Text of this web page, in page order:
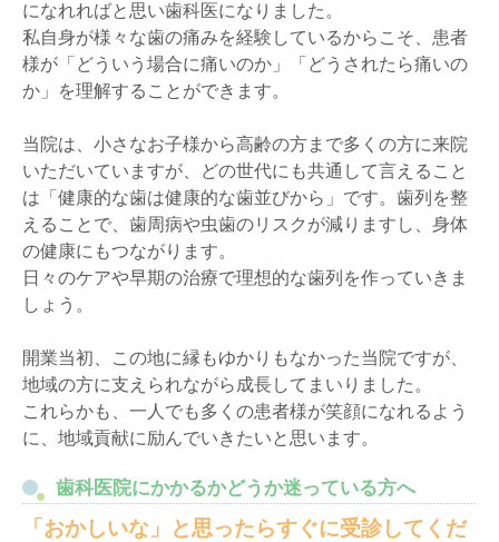
になれればと思い歯科医になりました。
私自身が様々な歯の痛みを経験しているからこそ、患者
様が「どういう場合に痛いのか」「どうされたら痛いの
か」を理解することができます。
当院は、小さなお子様から高齢の方まで多くの方に来院
いただいていますが、どの世代にも共通して言えること
は「健康的な歯は健康的な歯並びから」です。歯列を整
えることで、歯周病や虫歯のリスクが減りますし、身体
の健康にもつながります。
日々のケアや早期の治療で理想的な歯列を作っていきま
しょう。
開業当初、この地に縁もゆかりもなかった当院ですが、
地域の方に支えられながら成長してまいりました。
これらかも、一人でも多くの患者様が笑顔になれるよう
に、地域貢献に励んでいきたいと思います。
歯科医院にかかるかどうか迷っている方へ
「おかしいな」と思ったらすぐに受診してくだ